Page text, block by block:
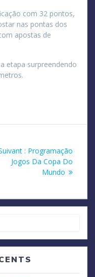
com 32 pontos,
nas pontas dos
apostas de
etapa surpreendendo
: Article
suivant
Programação
Jogos Da Copa Do
Mundo